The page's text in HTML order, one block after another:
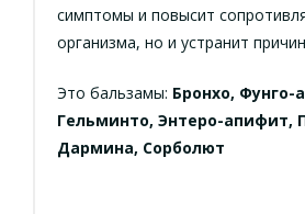
симптомы и повысит
организма, но и устранит
Это бальзамы: Бронхо, Фунго-
Гельминто, Энтеро-апифит,
Дармина, Сорболют